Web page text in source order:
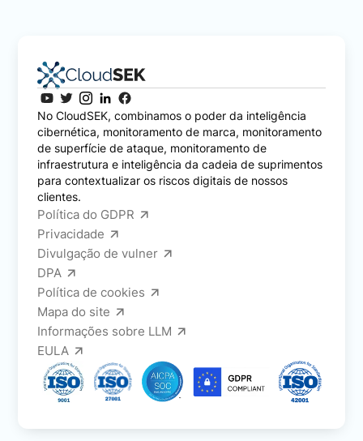
No CloudSEK, combinamos o poder da inteligência
cibernética, monitoramento de marca, monitoramento
de superfície de ataque, monitoramento de
infraestrutura e inteligência da cadeia de suprimentos
para contextualizar os riscos digitais de nossos
clientes.
Política do GDPR
Privacidade
Divulgação de vulner
DPA
Política de cookies
Mapa do site
Informações sobre LLM
EULA